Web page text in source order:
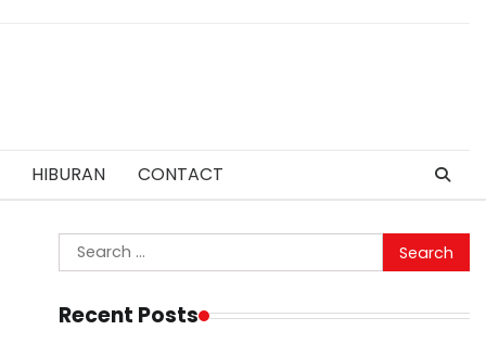
HIBURAN CONTACT
Search
for:
Recent Posts